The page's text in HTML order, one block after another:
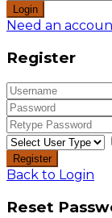
Login
Need an
Register
Register
Back to Login
Reset